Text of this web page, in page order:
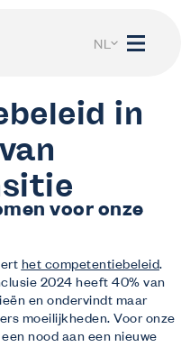
NL
leren.
student
in
voor onze
het competentiebeleid.
2024 heeft 40% van
en ondervindt maar
moeilijkheden. Voor onze
nood aan een nieuwe